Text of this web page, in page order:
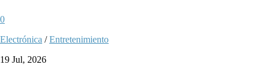
0
Electrónica /Entretenimiento
19 Jul, 2026